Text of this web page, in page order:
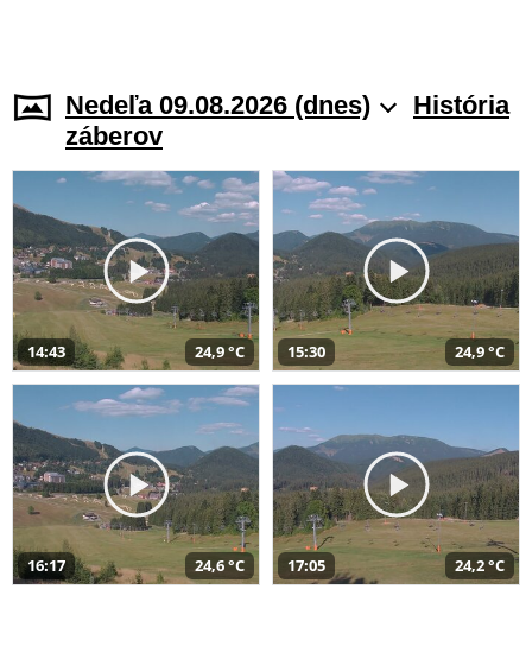
Nedeľa 09.08.2026 (dnes)
História
záberov
14:43 24,9 °C 15:30 24,9 °C
16:17 24,6 °C 17:05 24,2 °C